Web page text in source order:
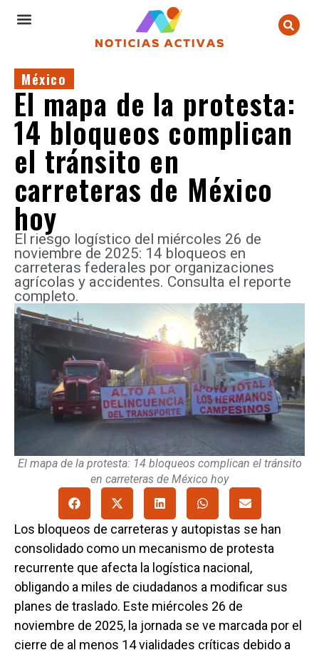
México
El mapa de la protesta:
14 bloqueos complican
el tránsito en
carreteras de México
hoy
El riesgo logístico del miércoles 26 de
noviembre de 2025: 14 bloqueos en
carreteras federales por organizaciones
agrícolas y accidentes. Consulta el reporte
completo.
El mapa de la protesta: 14 bloqueos complican el tránsito
en carreteras de México hoy
Los bloqueos de carreteras y autopistas se han
consolidado como un mecanismo de protesta
recurrente que afecta la logística nacional,
obligando a miles de ciudadanos a modificar sus
planes de traslado. Este miércoles 26 de
noviembre de 2025, la jornada se ve marcada por el
cierre de al menos 14 vialidades críticas debido a